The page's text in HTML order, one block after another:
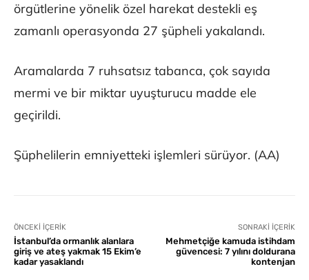
örgütlerine yönelik özel harekat destekli eş
zamanlı operasyonda 27 şüpheli yakalandı.
Aramalarda 7 ruhsatsız tabanca, çok sayıda
mermi ve bir miktar uyuşturucu madde ele
geçirildi.
Şüphelilerin emniyetteki işlemleri sürüyor. (AA)
ÖNCEKI İÇERIK
İstanbul’da ormanlık alanlara
giriş ve ateş yakmak 15 Ekim’e
kadar yasaklandı
SONRAKI İÇERIK
Mehmetçiğe kamuda istihdam
güvencesi: 7 yılını doldurana
kontenjan